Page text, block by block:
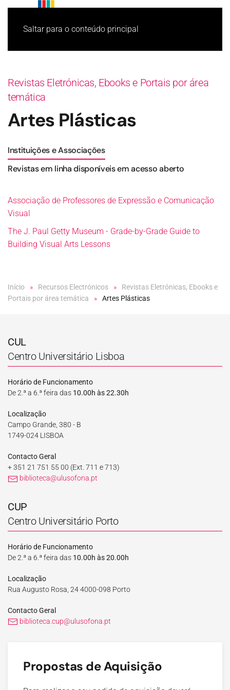
Saltar para o conteúdo principal
Revistas Eletrónicas, Ebooks e Portais por área
temática
Artes Plásticas
Instituições e Associações
Revistas em linha disponíveis em acesso aberto
Associação de Professores de Expressão e Comunicação
Visual
The J. Paul Getty Museum - Grade-by-Grade Guide to
Building Visual Arts Lessons
Início Recursos Electrónicos
Revistas Eletrónicas, Ebooks e
Portais por área temática
Artes Plásticas
CUL
Centro Universitário Lisboa
Horário de Funcionamento
De 2.ª a 6.ª feira das 10.00h às 22.30h
Localização
Campo Grande, 380 - B
1749-024 LISBOA
Contacto Geral
+ 351 21 751 55 00 (Ext. 711 e 713)
biblioteca@ulusofona.pt
CUP
Centro Universitário Porto
Horário de Funcionamento
De 2.ª a 6.ª feira das 10.00h às 20.00h
Localização
Rua Augusto Rosa, 24 4000-098 Porto
Contacto Geral
biblioteca.cup@ulusofona.pt
Propostas de Aquisição